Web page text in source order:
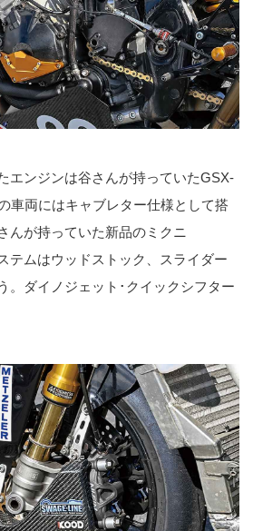
エンジンは谷さんが持っていたGSX-
車両にはキャブレター仕様として搭
んが持っていた新品のミクニ
テムはウッドストック、スライダー
。ダイノジェット･クイックシフター